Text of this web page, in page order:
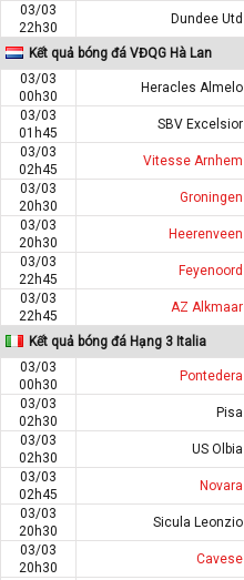
03/03
22h30
Dundee Utd
Kết quả bóng đá VĐQG Hà Lan
03/03
00h30
Heracles Almelo
03/03
01h45
SBV Excelsior
03/03
02h45
Vitesse Arnhem
03/03
20h30
Groningen
03/03
20h30
Heerenveen
03/03
22h45
Feyenoord
03/03
22h45
AZ Alkmaar
Kết quả bóng đá Hạng 3 Italia
03/03
00h30
Pontedera
03/03
02h30
Pisa
03/03
02h30
US Olbia
03/03
02h45
Novara
03/03
20h30
Sicula Leonzio
03/03
20h30
Cavese